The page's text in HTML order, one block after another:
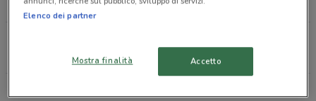
5.7 km
APERTO
6.7 km
APERTO
Elenco dei partner
Mostra finalità Accetto